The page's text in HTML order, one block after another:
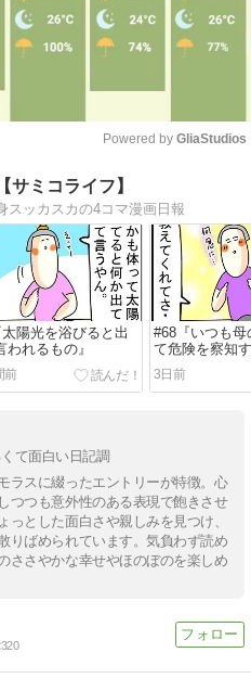
Powered by GliaStudios
サミコライフ】
スッカスカの4コマ漫画日報
陽光を浴びると出
われるもの』
前
#68『いつも母
て危険を察知
3日前
て面白い日記調
ラスに綴ったエントリーが特徴。心
つつも意外性のある表現で飽きさせ
っとした面白さや親しみを見つけ、
りばめられています。気負わず読め
ささやかな幸せやほのぼのを楽しめ